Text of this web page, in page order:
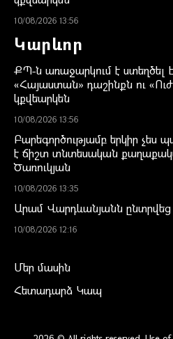
10/08/2026 13:56
Կարևոր
ՔՊ-ն առաջարկում է ստեղծել
«Հայաստան» դաշինքն ու
կքվեարկեն
10/08/2026 13:56
Բարեգործությամբ երկիր չես
է ճիշտ տնտեսական
Ծառուկյան
10/08/2026 13:35
Արամ Վարդևանյանն
10/08/2026 12:16
Մեր մասին
Հետադարձ Կապ